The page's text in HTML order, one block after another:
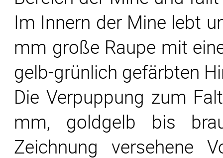
Im Innern der Mine lebt
mm große Raupe mit
gelb-grünlich gefärbten
Die Verpuppung zum
mm, goldgelb bis
Zeichnung versehene